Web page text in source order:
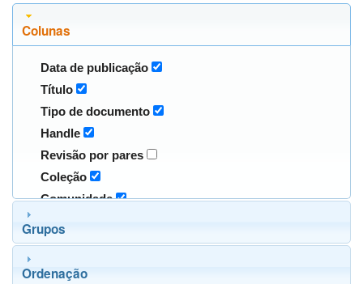
Colunas
Data de publicação
Título
Tipo de documento
Handle
Revisão por pares
Coleção
Comunidade
Grupos
Ordenação